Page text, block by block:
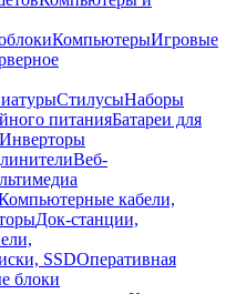
КомпьютерыИгровые
СтилусыНаборы
питанияБатареи для
Инверторы
Веб-
кабели,
Док-станции,
SSDОперативная
блоки